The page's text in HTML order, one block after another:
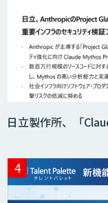
日立製作所、「